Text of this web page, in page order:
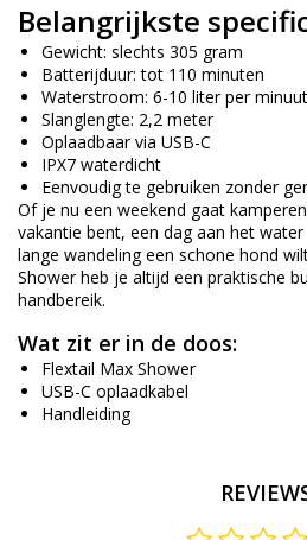
Belangrijkste
Gewicht: slechts 305 gram
Batterijduur: tot 110 minuten
Waterstroom: 6-10 liter per minuut
Slanglengte: 2,2 meter
Oplaadbaar via USB-C
IPX7 waterdicht
Eenvoudig te gebruiken zonder
Of je nu een weekend gaat
vakantie bent, een dag aan het
lange wandeling een schone hond
Shower heb je altijd een praktische
handbereik.
Wat zit er in de doos:
Flextail Max Shower
USB-C oplaadkabel
Handleiding